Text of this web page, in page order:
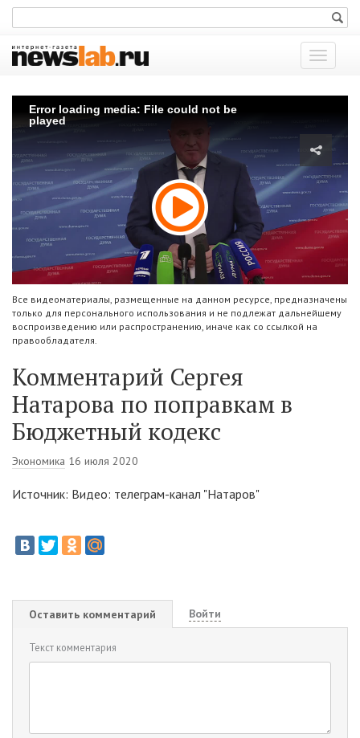
Показать
меню
Error loading media: File could not be
played
Все видеоматериалы, размещенные на данном ресурсе, предназначены
только для персонального использования и не подлежат дальнейшему
воспроизведению или распространению, иначе как со ссылкой на
правообладателя.
Комментарий Сергея
Натарова по поправкам в
Бюджетный кодекс
Экономика 16 июля 2020
Источник: Видео: телеграм-канал "Натаров"
Оставить комментарий Войти
Текст комментария